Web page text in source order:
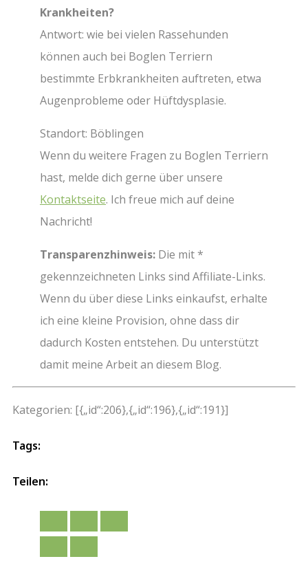
Krankheiten?
Antwort: wie bei vielen Rassehunden
können auch bei Boglen Terriern
bestimmte Erbkrankheiten auftreten, etwa
Augenprobleme oder Hüftdysplasie.
Standort: Böblingen
Wenn du weitere Fragen zu Boglen Terriern
hast, melde dich gerne über unsere
Kontaktseite. Ich freue mich auf deine
Nachricht!
Transparenzhinweis: Die mit *
gekennzeichneten Links sind Affiliate-Links.
Wenn du über diese Links einkaufst, erhalte
ich eine kleine Provision, ohne dass dir
dadurch Kosten entstehen. Du unterstützt
damit meine Arbeit an diesem Blog.
Kategorien: [{„id“:206},{„id“:196},{„id“:191}]
Tags:
Teilen: